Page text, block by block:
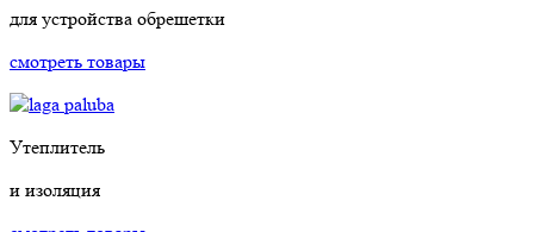
для устройства обрешетки
смотреть товары
Утеплитель
и изоляция